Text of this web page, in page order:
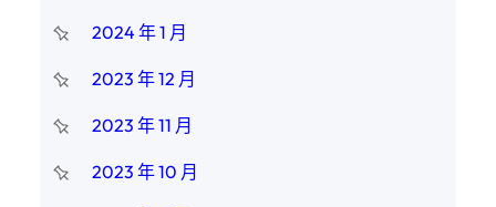
2024 年 1 月
2023 年 12 月
2023 年 11 月
2023 年 10 月